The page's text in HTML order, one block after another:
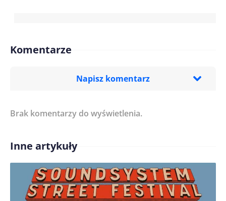
Komentarze
Napisz komentarz
Treść komentarza*
Imię/ Nick*
Brak komentarzy do wyświetlenia.
Inne artykuły